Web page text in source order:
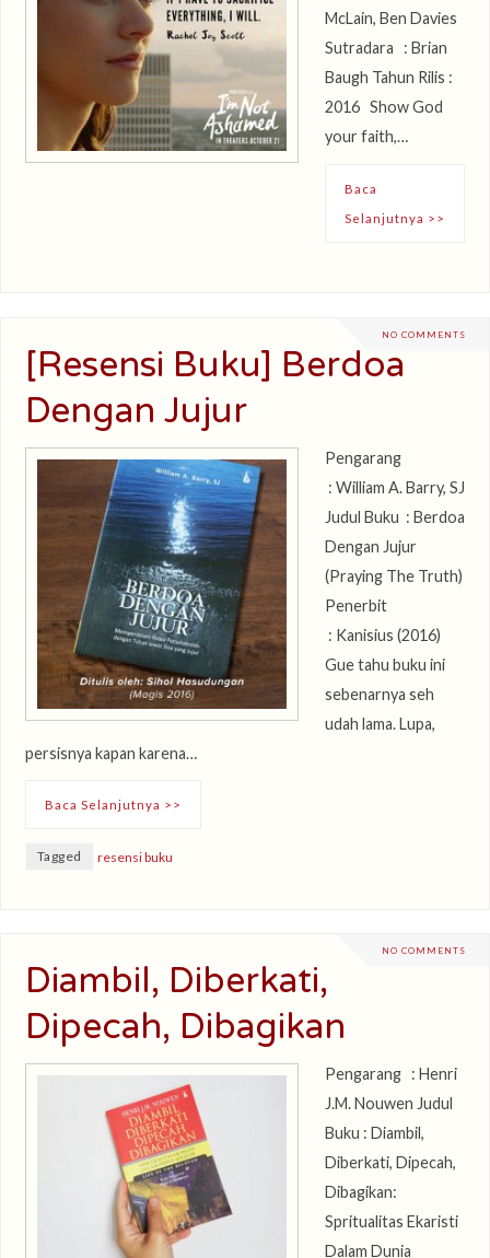
McLain, Ben Davies
Sutradara : Brian
Baugh Tahun Rilis :
2016 Show God
your faith,…
Baca
Selanjutnya >>
NO COMMENTS
[Resensi Buku] Berdoa
Dengan Jujur
Pengarang
: William A. Barry, SJ
Judul Buku : Berdoa
Dengan Jujur
(Praying The Truth)
Penerbit
: Kanisius (2016)
Gue tahu buku ini
sebenarnya seh
udah lama. Lupa,
persisnya kapan karena…
Baca Selanjutnya >>
Tagged resensi buku
NO COMMENTS
Diambil, Diberkati,
Dipecah, Dibagikan
Pengarang : Henri
J.M. Nouwen Judul
Buku : Diambil,
Diberkati, Dipecah,
Dibagikan:
Spritualitas Ekaristi
Dalam Dunia